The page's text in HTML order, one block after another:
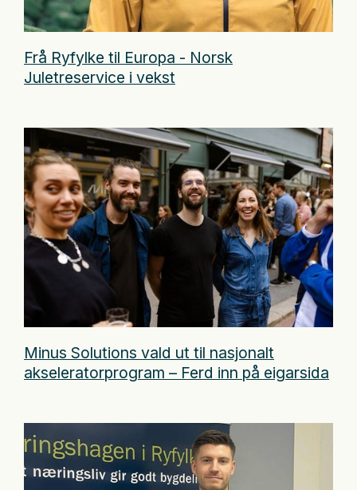
Frå Ryfylke til Europa - Norsk
Juletreservice i vekst
Minus Solutions vald ut til nasjonalt
akseleratorprogram – Ferd inn på eigarsida